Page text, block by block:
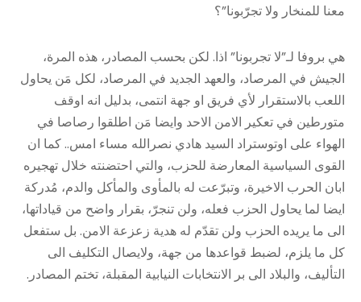
معنا للمنخار ولا تجرّبونا”؟
هي بروفا لـ”لا تجربونا” اذا. لكن بحسب المصادر، هذه المرة،
الجيش في المرصاد، والعهد الجديد في المرصاد، لكل مَن يحاول
اللعب بالاستقرار لأي فريق او جهة انتمى، بدليل انه اوقف
متورطين في تعكير الامن الاحد وايضا مَن اطلقوا رصاصا في
الهواء على اوتوستراد السيد هادي نصرالله مساء امس.. كما ان
القوى السياسية المعارضة للحزب، والتي احتضنته خلال تهجيره
ابان الحرب الاخيرة، وتبرّعت له بالمأوى والمأكل والدم، مُدركة
ايضا لما يحاول الحزب فعله، ولن تنجرّ، بقرار واضح من قياداتها،
الى ما يريده الحزب ولن تقدّم له هدية زعزعة الامن. بل ستفعل
كل ما يلزم، لضبط قواعدها من جهة، ولايصال التكليف الى
التأليف، والبلاد الى بر الانتخابات النيابية المقبلة، تختم المصادر.